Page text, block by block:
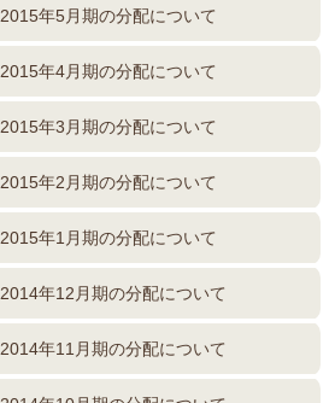
2015年5月期の分配について
2015年4月期の分配について
2015年3月期の分配について
2015年2月期の分配について
2015年1月期の分配について
2014年12月期の分配について
2014年11月期の分配について